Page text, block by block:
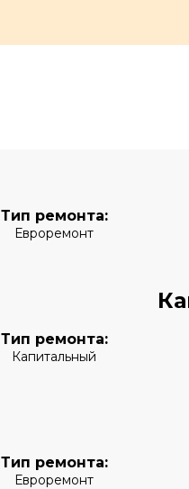
Тип ремонта:
Евроремонт
Тип ремонта:
Капитальный
Тип ремонта:
Евроремонт